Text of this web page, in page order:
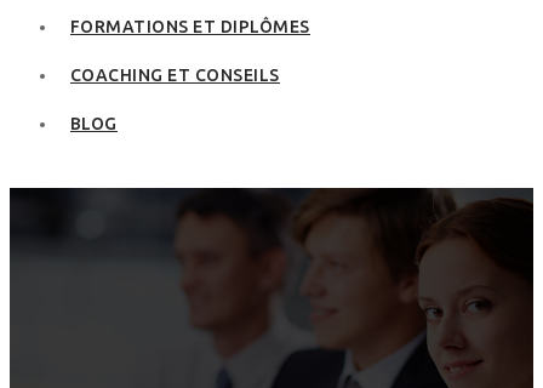
FORMATIONS ET DIPLÔMES
COACHING ET CONSEILS
BLOG